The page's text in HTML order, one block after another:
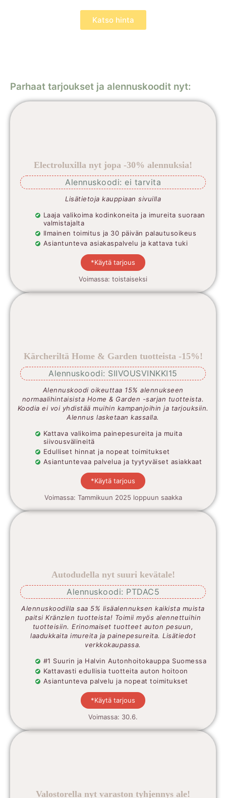
Katso hinta
Parhaat tarjoukset ja alennuskoodit nyt:
Electroluxilla nyt jopa -30% alennuksia!
Alennuskoodi: ei tarvita
Lisätietoja kauppiaan sivuilla
Laaja valikoima kodinkoneita ja imureita suoraan
valmistajalta
Ilmainen toimitus ja 30 päivän palautusoikeus
Asiantunteva asiakaspalvelu ja kattava tuki
*Käytä tarjous
Voimassa: toistaiseksi
Kärcheriltä Home & Garden tuotteista -15%!
Alennuskoodi: SIIVOUSVINKKI15
Alennuskoodi oikeuttaa 15% alennukseen
normaalihintaisista Home & Garden -sarjan tuotteista.
Koodia ei voi yhdistää muihin kampanjoihin ja tarjouksiin.
Alennus lasketaan kassalla.
Kattava valikoima painepesureita ja muita
siivousvälineitä
Edulliset hinnat ja nopeat toimitukset
Asiantuntevaa palvelua ja tyytyväiset asiakkaat
*Käytä tarjous
Voimassa: Tammikuun 2025 loppuun saakka
Autodudella nyt suuri kevätale!
Alennuskoodi: PTDAC5
Alennuskoodilla saa 5% lisäalennuksen kaikista muista
paitsi Kränzlen tuotteista! Toimii myös alennettuihin
tuotteisiin. Erinomaiset tuotteet auton pesuun,
laadukkaita imureita ja painepesureita. Lisätiedot
verkkokaupassa.
#1 Suurin ja Halvin Autonhoitokauppa Suomessa
Kattavasti edullisia tuotteita auton hoitoon
Asiantunteva palvelu ja nopeat toimitukset
*Käytä tarjous
Voimassa: 30.6.
Valostorella nyt varaston tyhjennys ale!